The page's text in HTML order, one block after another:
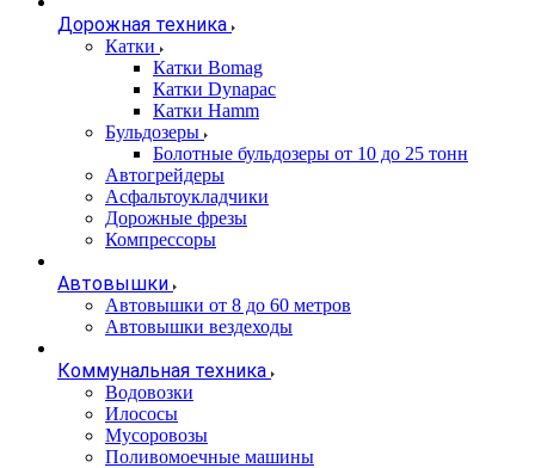
Дорожная техника
Катки
Катки Bomag
Катки Dynapac
Катки Hamm
Бульдозеры
Болотные бульдозеры от 10 до 25 тонн
Автогрейдеры
Асфальтоукладчики
Дорожные фрезы
Компрессоры
Автовышки
Автовышки от 8 до 60 метров
Автовышки вездеходы
Коммунальная техника
Водовозки
Илососы
Мусоровозы
Поливомоечные машины